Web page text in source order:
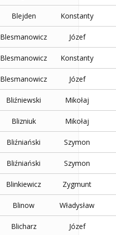
Blejden Konstanty
Blesmanowicz Józef
Blesmanowicz Konstanty
Blesmanowicz Józef
Bliźniewski Mikołaj
Blizniuk Mikołaj
Bliźniański Szymon
Bliźniański Szymon
Blinkiewicz Zygmunt
Blinow Władysław
Blicharz Józef